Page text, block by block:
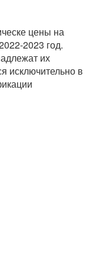
цены на
2023 год.
их
исключительно в